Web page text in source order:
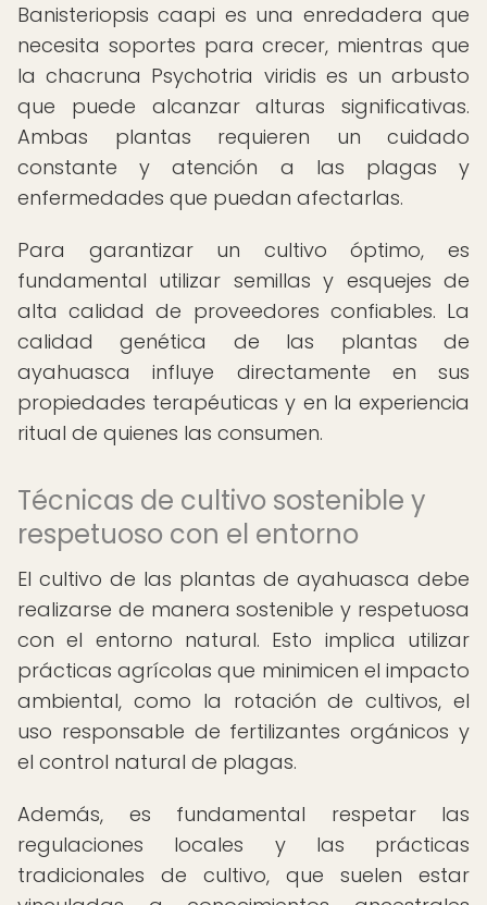
Banisteriopsis caapi es una enredadera que
necesita soportes para crecer, mientras que
la chacruna Psychotria viridis es un arbusto
que puede alcanzar alturas significativas.
Ambas plantas requieren un cuidado
constante y atención a las plagas y
enfermedades que puedan afectarlas.
Para garantizar un cultivo óptimo, es
fundamental utilizar semillas y esquejes de
alta calidad de proveedores confiables. La
calidad genética de las plantas de
ayahuasca influye directamente en sus
propiedades terapéuticas y en la experiencia
ritual de quienes las consumen.
Técnicas de cultivo sostenible y
respetuoso con el entorno
El cultivo de las plantas de ayahuasca debe
realizarse de manera sostenible y respetuosa
con el entorno natural. Esto implica utilizar
prácticas agrícolas que minimicen el impacto
ambiental, como la rotación de cultivos, el
uso responsable de fertilizantes orgánicos y
el control natural de plagas.
Además, es fundamental respetar las
regulaciones locales y las prácticas
tradicionales de cultivo, que suelen estar